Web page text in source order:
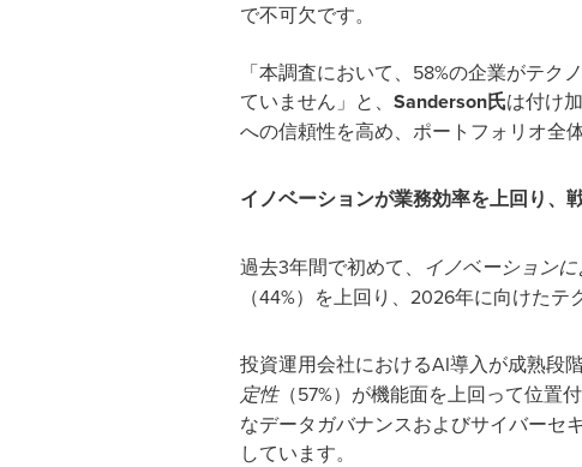
で不可欠です。
「本調査において、58%の企業がテ
ていません」と、 Sanderson氏は付け
への信頼性を高め、ポートフォリオ全
イノベーションが業務効率を上回り、
過去3年間で初めて、 イノベーション
（44%）を上回り、2026年に向けた
投資運用会社におけるAI導入が成熟段
定性（57%）が機能面を上回って位置
なデータガバナンスおよびサイバーセ
しています。